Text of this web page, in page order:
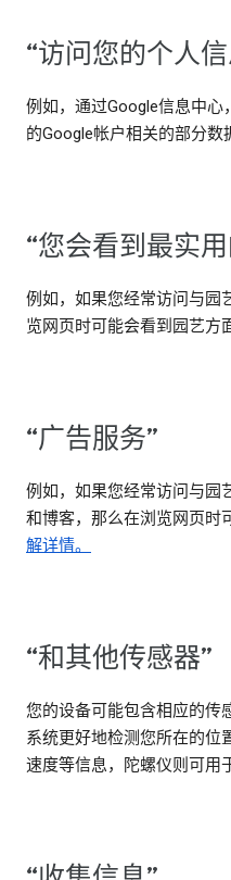
“访问您的个人
例如，通过Google信息中
的Google帐户相关的部分数
“您会看到最实
例如，如果您经常访问与园
览网页时可能会看到园艺方
“广告服务”
例如，如果您经常访问与园
和博客，那么在浏览网页时
解详情。
“和其他传感器”
您的设备可能包含相应的传
系统更好地检测您所在的位
速度等信息，陀螺仪则可用